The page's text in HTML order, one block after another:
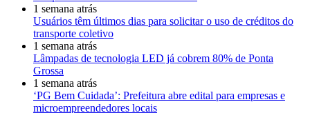
1 semana atrás
Usuários têm últimos dias para solicitar o uso de créditos do
transporte coletivo
1 semana atrás
Lâmpadas de tecnologia LED já cobrem 80% de Ponta
Grossa
1 semana atrás
‘PG Bem Cuidada’: Prefeitura abre edital para empresas e
microempreendedores locais